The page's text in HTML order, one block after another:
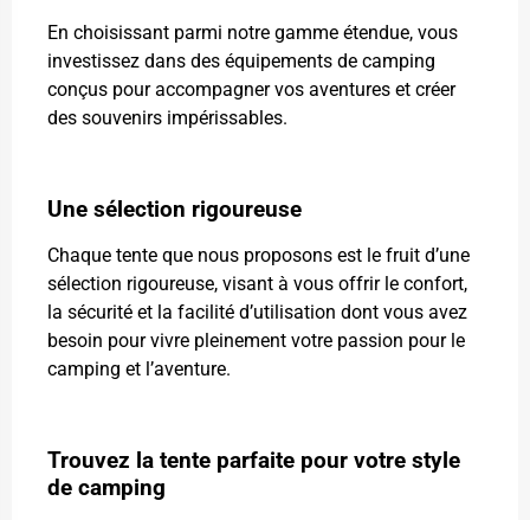
En choisissant parmi notre gamme étendue, vous
investissez dans des équipements de camping
conçus pour accompagner vos aventures et créer
des souvenirs impérissables.
Une sélection rigoureuse
Chaque tente que nous proposons est le fruit d’une
sélection rigoureuse, visant à vous offrir le confort,
la sécurité et la facilité d’utilisation dont vous avez
besoin pour vivre pleinement votre passion pour le
camping et l’aventure.
Trouvez la tente parfaite pour votre style
de camping